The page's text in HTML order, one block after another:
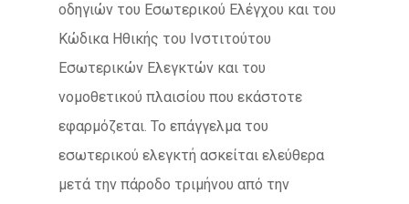
οδηγιών του Εσωτερικού Ελέγχου και του
Κώδικα Ηθικής του Ινστιτούτου
Εσωτερικών Ελεγκτών και του
νομοθετικού πλαισίου που εκάστοτε
εφαρμόζεται. Το επάγγελμα του
εσωτερικού ελεγκτή ασκείται ελεύθερα
μετά την πάροδο τριμήνου από την